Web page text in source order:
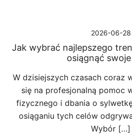
2026-06-28
Jak wybrać najlepszego
osiągnąć
W dzisiejszych czasach coraz
się na profesjonalną pomoc
fizycznego i dbania o
osiąganiu tych celów
Wybór […]